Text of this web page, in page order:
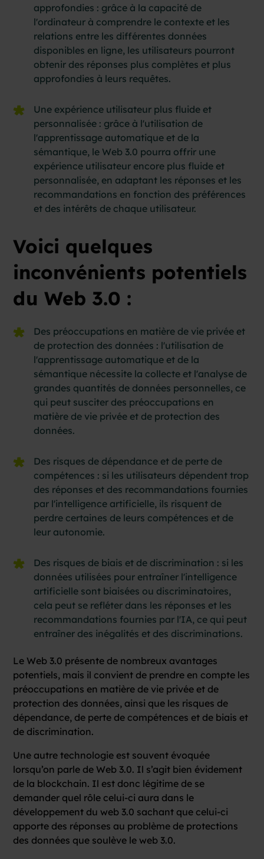
approfondies : grâce à la capacité de
l'ordinateur à comprendre le contexte et les
relations entre les différentes données
disponibles en ligne, les utilisateurs pourront
obtenir des réponses plus complètes et plus
approfondies à leurs requêtes.
Une expérience utilisateur plus fluide et
personnalisée : grâce à l'utilisation de
l'apprentissage automatique et de la
sémantique, le Web 3.0 pourra offrir une
expérience utilisateur encore plus fluide et
personnalisée, en adaptant les réponses et les
recommandations en fonction des préférences
et des intérêts de chaque utilisateur.
Voici quelques
inconvénients potentiels
du Web 3.0 :
Des préoccupations en matière de vie privée et
de protection des données : l'utilisation de
l'apprentissage automatique et de la
sémantique nécessite la collecte et l'analyse de
grandes quantités de données personnelles, ce
qui peut susciter des préoccupations en
matière de vie privée et de protection des
données.
Des risques de dépendance et de perte de
compétences : si les utilisateurs dépendent trop
des réponses et des recommandations fournies
par l'intelligence artificielle, ils risquent de
perdre certaines de leurs compétences et de
leur autonomie.
Des risques de biais et de discrimination : si les
données utilisées pour entraîner l'intelligence
artificielle sont biaisées ou discriminatoires,
cela peut se refléter dans les réponses et les
recommandations fournies par l'IA, ce qui peut
entraîner des inégalités et des discriminations.
Le Web 3.0 présente de nombreux avantages
potentiels, mais il convient de prendre en compte les
préoccupations en matière de vie privée et de
protection des données, ainsi que les risques de
dépendance, de perte de compétences et de biais et
de discrimination.
Une autre technologie est souvent évoquée
lorsqu’on parle de Web 3.0. Il s’agit bien évidement
de la blockchain. Il est donc légitime de se
demander quel rôle celui-ci aura dans le
développement du web 3.0 sachant que celui-ci
apporte des réponses au problème de protections
des données que soulève le web 3.0.